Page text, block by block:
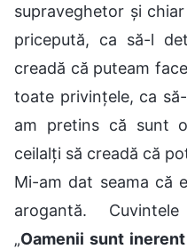
supraveghetor și
pricepută, ca să-l
creadă că puteam
toate privințele, ca
am pretins că sunt
ceilalți să creadă că
Mi-am dat seama că
arogantă.
„Oamenii sunt